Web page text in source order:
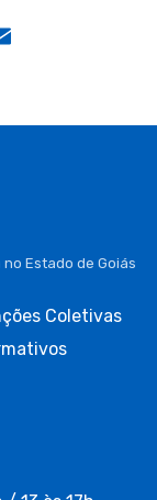
Estado de Goiás
Coletivas